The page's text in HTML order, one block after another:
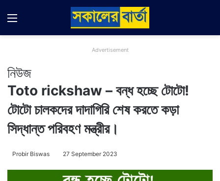
Menu
Advertisement
নিউজ
Toto rickshaw – বন্ধ হচ্ছে টোটো!
টোটো চালকদের দাদাগিরি শেষ করতে কড়া
সিদ্ধান্ত পরিবহণ মন্ত্রীর।
Probir Biswas 27 September 2023